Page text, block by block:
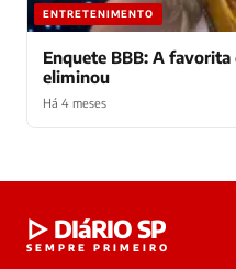
ENTRETENIMENTO
Enquete BBB: A favorita
eliminou
Há 4 meses
online
▷ DIáRIO SP
SEMPRE PRIMEIRO